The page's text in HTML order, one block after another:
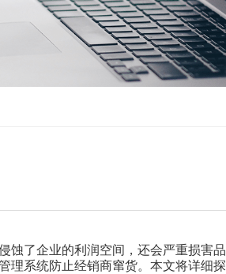
蚀了企业的利润空间，还会严重损害品
理系统防止经销商窜货。本文将详细探